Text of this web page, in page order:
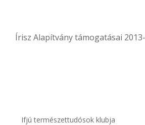
Írisz Alapítvány támogatásai
Ifjú természettudósok klubja